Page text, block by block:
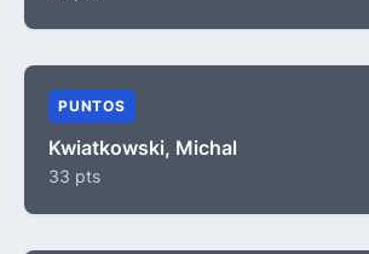
PUNTOS
Kwiatkowski, Michal
33 pts